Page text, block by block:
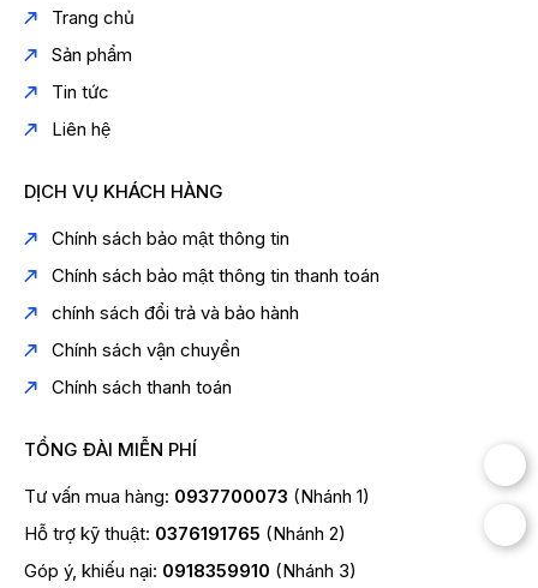
Trang chủ
Sản phẩm
Tin tức
Liên hệ
DỊCH VỤ KHÁCH HÀNG
Chính sách bảo mật thông tin
Chính sách bảo mật thông tin thanh toán
chính sách đổi trả và bảo hành
Chính sách vận chuyển
Chính sách thanh toán
TỔNG ĐÀI MIỄN PHÍ
Tư vấn mua hàng: 0937700073 (Nhánh 1)
Hỗ trợ kỹ thuật: 0376191765 (Nhánh 2)
Góp ý, khiếu nại: 0918359910 (Nhánh 3)